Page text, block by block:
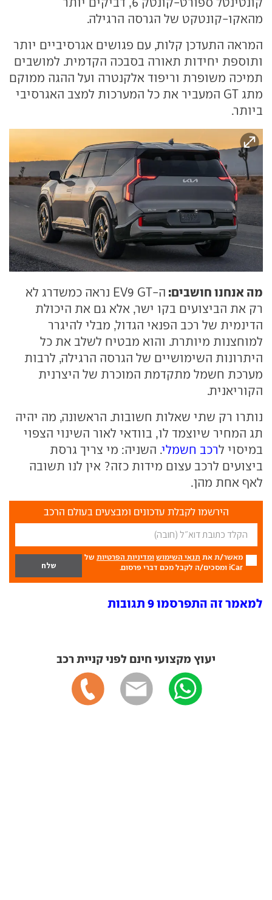
מהאקו-קונטקט של הגרסה הרגילה.
המראה התעדכן קלות, עם פגושים אגרסיביים יותר
ותוספת יחידות תאורה בסבכה הקדמית. למושבים
תמיכה משופרת וריפוד אלקנטרה ועל ההגה ממוקם
מתג GT המעביר את כל המערכות למצב האגרסיבי
ביותר.
מה אנחנו חושבים:
ה-EV9 GT נראה כמשדרג לא
רק את הביצועים בקו ישר, אלא גם את היכולת
הדינמית של רכב הפנאי הגדול, מבלי להיגרר
למוחצנות מיותרת. והוא מבטיח לשלב את כל
היתרונות השימושיים של הגרסה הרגילה, לרבות
מערכת חשמל מתקדמת המוכרת של היצרנית
הקוריאנית.
נותרו רק שתי שאלות חשובות. הראשונה, מה יהיה
תג המחיר שיוצמד לו, בוודאי לאור השינוי הצפוי
במיסוי לרכב חשמלי. השניה: מי צריך גרסת
ביצועים לרכב עצום מידות כזה? אין לנו תשובה
לאף אחת מהן.
הירשמו לקבלת עדכונים ומבצעים בעולם הרכב
מאשר/ת את תנאי השימוש ומדיניות הפרטיות של
iCar ומסכים/ה לקבל מכם דברי פרסום.
למאמר זה התפרסמו 9 תגובות
יעוץ מקצועי חינם לפני קניית רכב